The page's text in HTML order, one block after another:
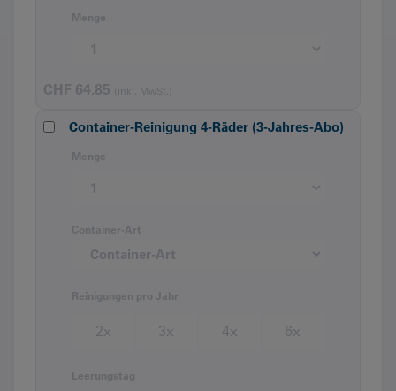
Menge
CHF 64.85 (inkl. MwSt.)
Container-Reinigung 4-Räder (3-Jahres-Abo)
Menge
Container-Art
Reinigungen pro Jahr
2x 3x 4x 6x
Leerungstag